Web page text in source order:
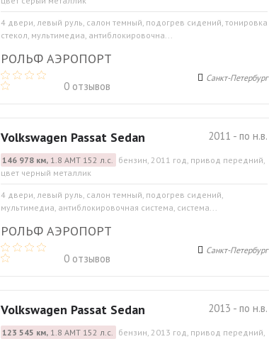
4 двери, левый руль, салон темный, подогрев сидений, тонировка
стекол, мультимедиа, антиблокировочна...
РОЛЬФ АЭРОПОРТ
0 отзывов
Санкт-Петербург
2011 - по н.в.
Volkswagen Passat Sedan
146 978 км,1.8 АМТ 152 л.с. бензин, 2011 год, привод передний,
цвет черный металлик
4 двери, левый руль, салон темный, подогрев сидений,
мультимедиа, антиблокировочная система, система...
РОЛЬФ АЭРОПОРТ
0 отзывов
Санкт-Петербург
2013 - по н.в.
Volkswagen Passat Sedan
123 545 км,1.8 АМТ 152 л.с. бензин, 2013 год, привод передний,